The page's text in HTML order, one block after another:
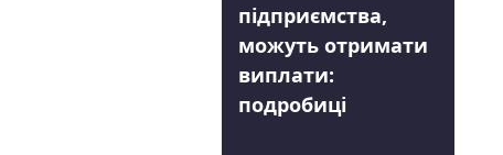
підприємства,
можуть отримати
виплати:
подробиці